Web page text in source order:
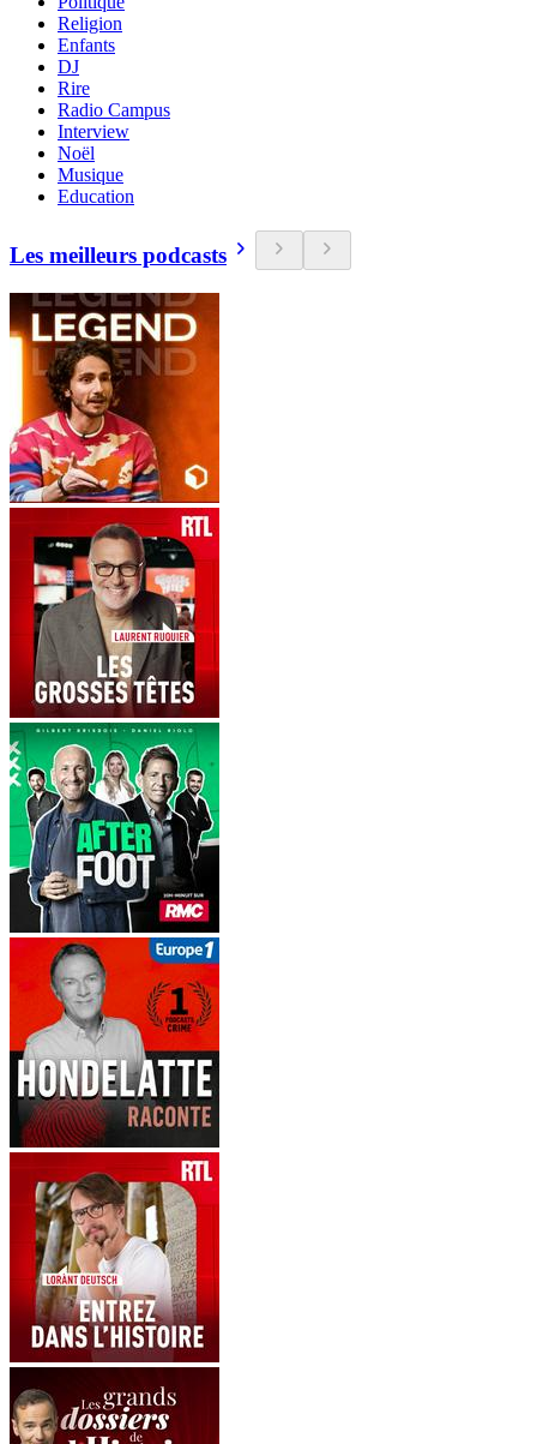
Religion
Enfants
DJ
Rire
Radio Campus
Interview
Noël
Musique
Education
Les meilleurs podcasts